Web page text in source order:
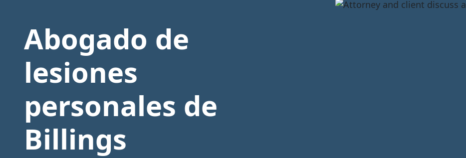
Abogado de
lesiones
personales de
Billings